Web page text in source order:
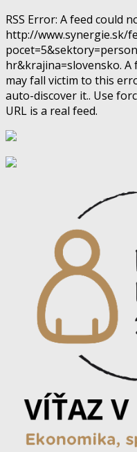
RSS Error: A feed could
http://www.synergie.sk/
hr&krajina=slovensko. A
may fall victim to this
auto-discover it.. Use
URL is a real feed.